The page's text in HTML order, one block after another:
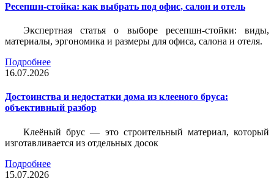
Ресепшн-стойка: как выбрать под офис, салон и отель
Экспертная статья о выборе ресепшн-стойки: виды,
материалы, эргономика и размеры для офиса, салона и отеля.
Подробнее
16.07.2026
Достоинства и недостатки дома из клееного бруса:
объективный разбор
Клеёный брус — это строительный материал, который
изготавливается из отдельных досок
Подробнее
15.07.2026